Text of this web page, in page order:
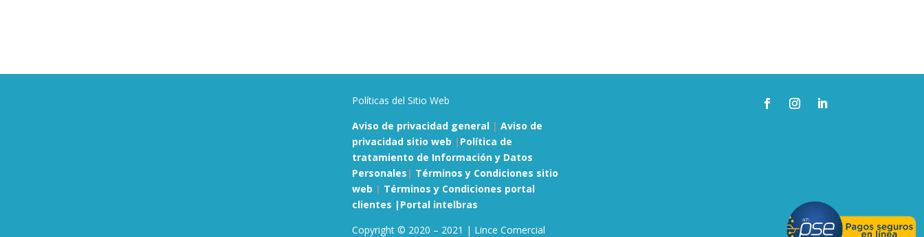
Políticas del Sitio Web
Aviso de privacidad general| Aviso de
privacidad sitio web | Política de
tratamiento de Información y Datos
Personales | Términos y Condiciones sitio
web | Términos y Condiciones portal
clientes | Portal intelbras
Copyright © 2020 – 2021 | Lince Comercial